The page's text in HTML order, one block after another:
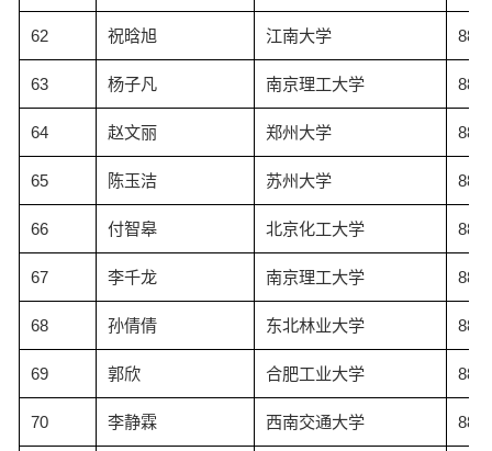
62 祝晗旭 江南大学
63 杨子凡 南京理工大学
64 赵文丽 郑州大学
65 陈玉洁 苏州大学
66 付智皋 北京化工大学
67 李千龙 南京理工大学
68 孙倩倩 东北林业大学
69 郭欣 合肥工业大学
70 李静霖 西南交通大学